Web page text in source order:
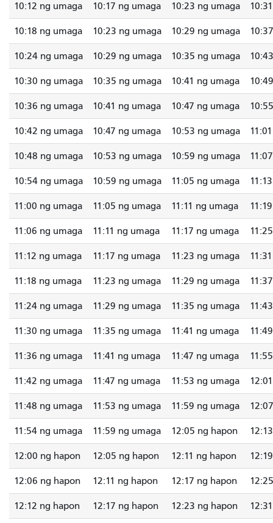
10:12 ng umaga 10:17 ng umaga 10:23 ng umaga
10:18 ng umaga 10:23 ng umaga 10:29 ng umaga
10:24 ng umaga 10:29 ng umaga 10:35 ng umaga
10:30 ng umaga 10:35 ng umaga 10:41 ng umaga
10:36 ng umaga 10:41 ng umaga 10:47 ng umaga
10:42 ng umaga 10:47 ng umaga 10:53 ng umaga
10:48 ng umaga 10:53 ng umaga 10:59 ng umaga
10:54 ng umaga 10:59 ng umaga 11:05 ng umaga
11:00 ng umaga 11:05 ng umaga 11:11 ng umaga
11:06 ng umaga 11:11 ng umaga 11:17 ng umaga
11:12 ng umaga 11:17 ng umaga 11:23 ng umaga
11:18 ng umaga 11:23 ng umaga 11:29 ng umaga
11:24 ng umaga 11:29 ng umaga 11:35 ng umaga
11:30 ng umaga 11:35 ng umaga 11:41 ng umaga
11:36 ng umaga 11:41 ng umaga 11:47 ng umaga
11:42 ng umaga 11:47 ng umaga 11:53 ng umaga
11:48 ng umaga 11:53 ng umaga 11:59 ng umaga
11:54 ng umaga 11:59 ng umaga 12:05 ng hapon
12:00 ng hapon 12:05 ng hapon 12:11 ng hapon
12:06 ng hapon 12:11 ng hapon 12:17 ng hapon
12:12 ng hapon 12:17 ng hapon 12:23 ng hapon